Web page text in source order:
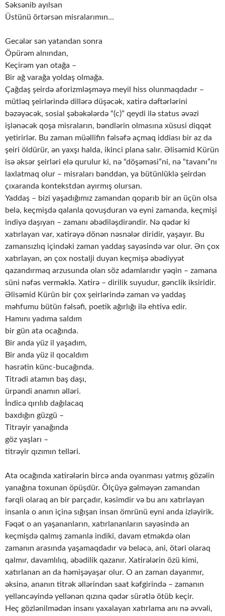
Səksənib ayılsan
Üstünü örtərsən misralarımın…
Gecələr sən yatandan sonra
Öpürəm alnından,
Keçirəm yan otağa –
Bir ağ varağa yoldaş olmağa.
Çağdaş şeirdə aforizmləşməyə meyil hiss olunmaqdadır –
mütləq şeirlərində dillərə düşəcək, xatirə dəftərlərini
bəzəyəcək, sosial şəbəkələrdə “(c)” qeydi ilə status əvəzi
işlənəcək qoşa misraların, bəndlərin olmasına xüsusi diqqət
yetirirlər. Bu zaman müəllifin fəlsəfə açmaq iddiası bir az da
şeiri öldürür, ən yaxşı halda, ikinci plana salır. Əlisəmid Kürün
isə əksər şeirləri elə qurulur ki, nə “döşəməsi”ni, nə “tavanı”nı
laxlatmaq olur – misraları bənddən, ya bütünlüklə şeirdən
çıxaranda kontekstdən ayırmış olursan.
Yaddaş – bizi yaşadığımız zamandan qoparıb bir an üçün olsa
belə, keçmişdə qalanla qovuşduran və eyni zamanda, keçmişi
indiyə daşıyan – zamanı əbədiləşdirəndir. Nə qədər ki
xatırlayan var, xatirəyə dönən nəsnələr diridir, yaşayır. Bu
zamansızlıq içindəki zaman yaddaş sayəsində var olur. Ən çox
xatırlayan, ən çox nostalji duyan keçmişə əbədiyyət
qazandırmaq arzusunda olan söz adamlarıdır yəqin – zamana
süni nəfəs verməklə. Xatirə – dirilik suyudur, gənclik iksiridir.
Əlisəmid Kürün bir çox şeirlərində zaman və yaddaş
məhfumu bütün fəlsəfi, poetik ağırlığı ilə ehtiva edir.
Hamını yadıma saldım
bir gün ata ocağında.
Bir anda yüz il yaşadım,
Bir anda yüz il qocaldım
həsrətin künc-bucağında.
Titrədi atamın baş daşı,
ürpəndi anamın əlləri.
İndicə qırılıb dağılacaq
baxdığın güzgü –
Titrəyir yanağında
göz yaşları –
titrəyir qızımın telləri.
Ata ocağında xatirələrin bircə anda oyanması yatmış gözəlin
yanağına toxunan öpüşdür. Ölçüyə gəlməyən zamandan
fərqli olaraq an bir parçadır, kəsimdir və bu anı xatırlayan
insanla o anın içinə sığışan insan ömrünü eyni anda izləyirik.
Fəqət o an yaşananların, xatırlananların sayəsində an
keçmişdə qalmış zamanla indiki, davam etməkdə olan
zamanın arasında yaşamaqdadır və beləcə, ani, ötəri olaraq
qalmır, davamlılıq, əbədilik qazanır. Xatirələrin özü kimi,
xatırlanan an da həmişəyaşar olur. O an zaman dayanmır,
əksinə, ananın titrək əllərindən saat kəfgirində – zamanın
yelləncəyində yellənən qızına qədər sürətlə ötüb keçir.
Heç gözlənilmədən insanı yaxalayan xatırlama anı nə əvvəli,